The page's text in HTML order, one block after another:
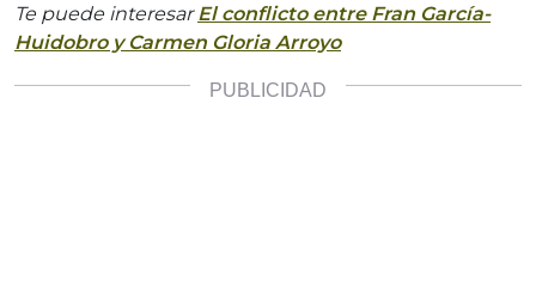
Te puede interesarEl conflicto entre Fran García-
Huidobro y Carmen Gloria Arroyo